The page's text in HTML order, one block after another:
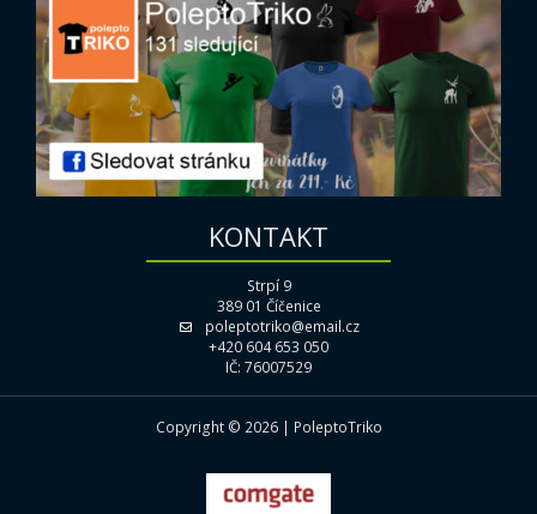
KONTAKT
Strpí 9
389 01 Číčenice
poleptotriko@email.cz
+420 604 653 050
IČ: 76007529
Copyright © 2026 | PoleptoTriko